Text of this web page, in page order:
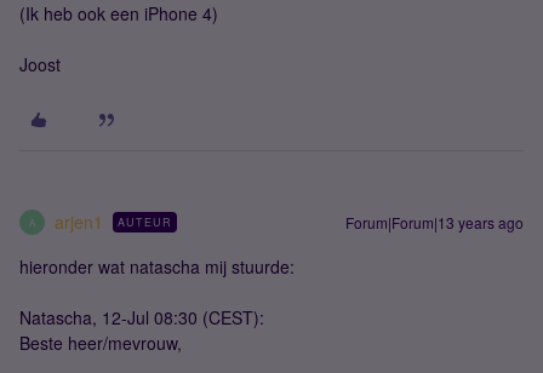
(Ik heb ook een iPhone 4)
Joost
A arjen1 AUTEUR Forum|Forum|13 years ago
hieronder wat natascha mij stuurde:
Natascha, 12-Jul 08:30 (CEST):
Beste heer/mevrouw,